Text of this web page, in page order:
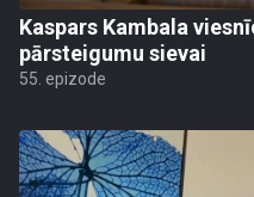
Kaspars Kambala
pārsteigumu sievai
55. epizode